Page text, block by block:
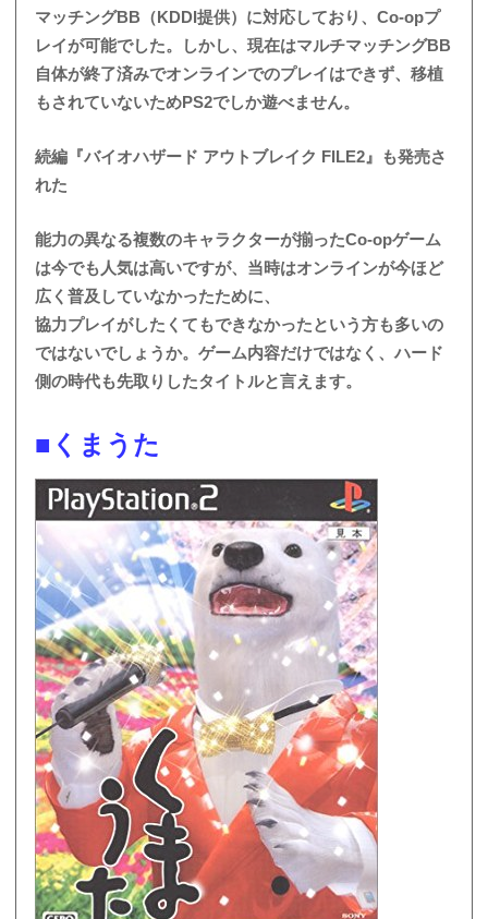
マッチングBB（KDDI提供）に対応しており、Co-opプ
レイが可能でした。しかし、現在はマルチマッチングBB
自体が終了済みでオンラインでのプレイはできず、移植
もされていないためPS2でしか遊べません。
続編『バイオハザード アウトブレイク FILE2』も発売さ
れた
能力の異なる複数のキャラクターが揃ったCo-opゲーム
は今でも人気は高いですが、当時はオンラインが今ほど
広く普及していなかったために、
協力プレイがしたくてもできなかったという方も多いの
ではないでしょうか。ゲーム内容だけではなく、ハード
側の時代も先取りしたタイトルと言えます。
■くまうた